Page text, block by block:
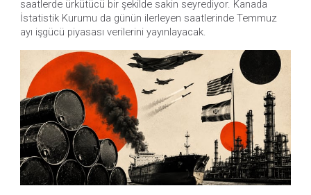
saatlerde ürkütücü bir şekilde sakin seyrediyor. Kanada
İstatistik Kurumu da günün ilerleyen saatlerinde Temmuz
ayı işgücü piyasası verilerini yayınlayacak.